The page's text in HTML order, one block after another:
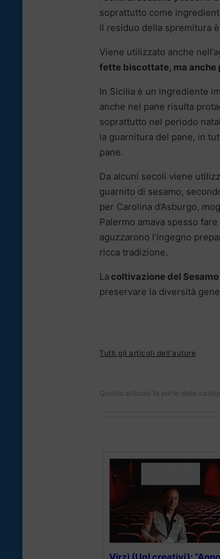
soprattutto come
il residuo della spremitura
Viene utilizzato anche
fette biscottate, ma anche
In Sicilia è un ingrediente
anche nel pane risulta
soprattutto nel periodo
la guarnitura del pane, in
pane.
Da alcuni secoli viene
guarnito di sesamo,
per Carolina d’Asburgo,
Palermo amava spesso
aguzzarono l’ingegno
ricca tradizione.
La coltivazione del Sesamo
preservare la diversità
Tutti gli articoli dell'autore
Questo articolo fa parte delle